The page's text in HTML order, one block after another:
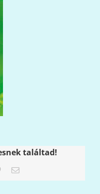
találtad!
PinterestEmail: